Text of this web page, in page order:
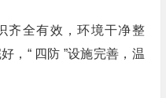
全有效，环境干净整
，“ 四防 ”设施完善，温